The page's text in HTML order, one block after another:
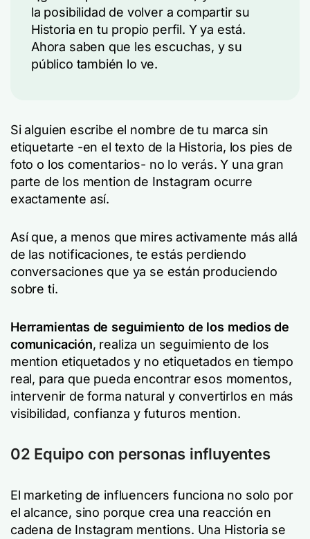
la posibilidad de volver a compartir su
Historia en tu propio perfil. Y ya está.
Ahora saben que les escuchas, y su
público también lo ve.
Si alguien escribe el nombre de tu marca sin
etiquetarte -en el texto de la Historia, los pies de
foto o los comentarios- no lo verás. Y una gran
parte de los mention de Instagram ocurre
exactamente así.
Así que, a menos que mires activamente más allá
de las notificaciones, te estás perdiendo
conversaciones que ya se están produciendo
sobre ti.
Herramientas de seguimiento de los medios de
comunicación, realiza un seguimiento de los
mention etiquetados y no etiquetados en tiempo
real, para que pueda encontrar esos momentos,
intervenir de forma natural y convertirlos en más
visibilidad, confianza y futuros mention.
02 Equipo con personas influyentes
El marketing de influencers funciona no solo por
el alcance, sino porque crea una reacción en
cadena de Instagram mentions. Una Historia se